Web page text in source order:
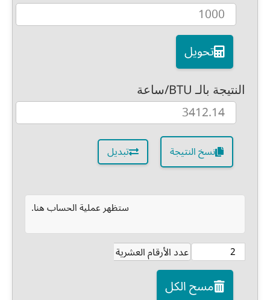
تحويل
النتيجة بالـ BTU/ساعة
نسخ النتيجة تبديل
ستظهر عملية الحساب هنا.
عدد الأرقام العشرية
مسح الكل